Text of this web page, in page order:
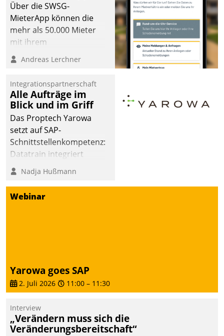
Über die SWSG-
MieterApp können die
mehr als 50.000 Mieter
mit ihrem
Wohnungsunternehmen
kommunizieren, auf dem
einsehen und ändern
oder
Schadensmeldungen
abgeben – rund um die
Uhr.
Andreas Lerchner
Integrationspartnerschaft
Alle Aufträge im
Blick und im Griff
Das Proptech Yarowa
setzt auf SAP-
Schnittstellenkompetenz:
Datatrain integriert
Yarowas Portal zur
Vergabe und Verwaltung
von Aufträgen der
operativen
den Weg vom
Mieteranliegen zum
Nadja Hußmann
Webinar
Yarowa goes SAP
2. Juli 2026 11:00 – 11:30
Interview
„Verändern muss sich die
Veränderungsbereitschaft“